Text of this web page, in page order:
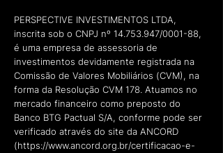
PERSPECTIVE INVESTIMENTOS LTDA,
inscrita sob o CNPJ nº 14.753.947/0001-88,
é uma empresa de assessoria de
investimentos devidamente registrada na
Comissão de Valores Mobiliários (CVM), na
forma da Resolução CVM 178. Atuamos no
mercado financeiro como preposto do
Banco BTG Pactual S/A, conforme pode ser
verificado através do site da ANCORD
(https://www.ancord.org.br/certificacao-e-